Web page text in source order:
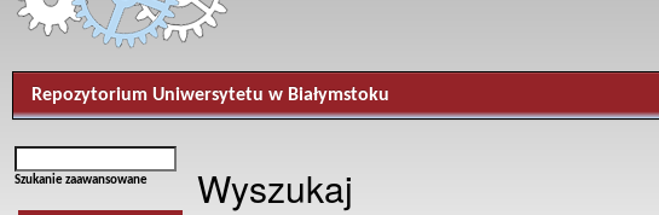
Repozytorium Uniwersytetu w Białymstoku
Szukanie zaawansowane Wyszukaj